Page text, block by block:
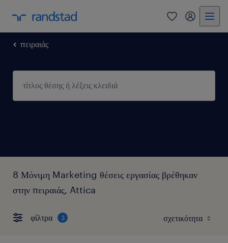
0 my
πειραιάς
8 Μόνιμη Marketing θέσεις εργασίας βρέθηκαν
στην πειραιάς, Attica
φίλτρα 3